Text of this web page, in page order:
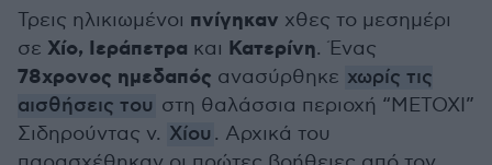
Τρεις ηλικιωμένοι πνίγηκαν χθες το μεσημέρι
σε Χίο, Ιεράπετρα και Κατερίνη. Ένας
78χρονος ημεδαπός ανασύρθηκε χωρίς τις
αισθήσεις του στη θαλάσσια περιοχή “ΜΕΤΟΧΙ”
Σιδηρούντας ν. Χίου . Αρχικά του